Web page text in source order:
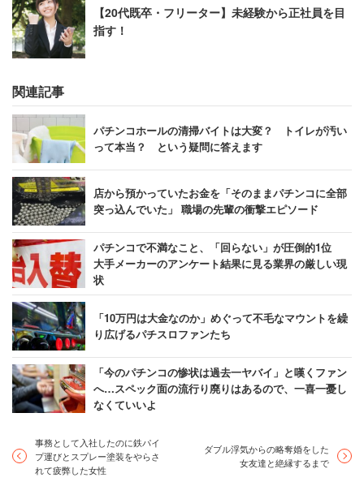
【20代既卒・フリーター】未経験から正社員を目
指す！
関連記事
パチンコホールの清掃バイトは大変？ トイレが汚い
って本当？ という疑問に答えます
店から預かっていたお金を「そのままパチンコに全部
突っ込んでいた」 職場の先輩の衝撃エピソード
パチンコで不満なこと、「回らない」が圧倒的1位
大手メーカーのアンケート結果に見る業界の厳しい現
状
「10万円は大金なのか」めぐって不毛なマウントを繰
り広げるパチスロファンたち
「今のパチンコの惨状は過去一ヤバイ」と嘆くファン
へ…スペック面の流行り廃りはあるので、一喜一憂し
なくていいよ
事務として入社したのに鉄パイ
プ運びとスプレー塗装をやらさ
れて疲弊した女性
ダブル浮気からの略奪婚をした
女友達と絶縁するまで